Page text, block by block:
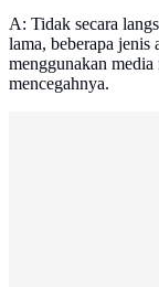
A: Tidak secara
lama, beberapa jenis
menggunakan
mencegahnya.